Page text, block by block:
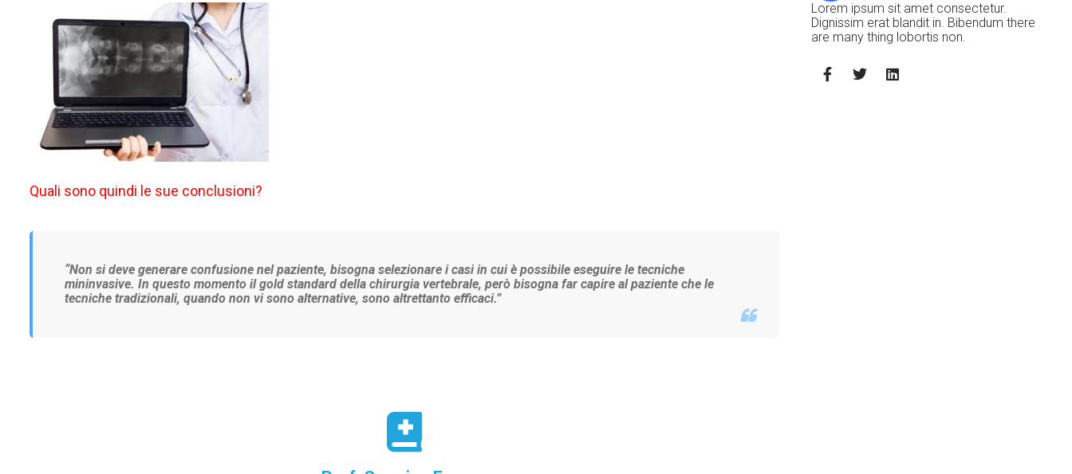
Quali sono quindi le sue conclusioni?
“Non si deve generare confusione nel paziente, bisogna selezionare i casi in cui è possibile eseguire le tecniche
mininvasive. In questo momento il gold standard della chirurgia vertebrale, però bisogna far capire al paziente che le
tecniche tradizionali, quando non vi sono alternative, sono altrettanto efficaci.”
Lorem ipsum sit amet consectetur.
Dignissim erat blandit in. Bibendum there
are many thing lobortis non.